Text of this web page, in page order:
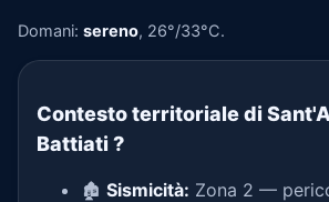
Domani: sereno, 26°/33°C.
Contesto territoriale di
Battiati ?
🏚️ Sismicità: Zona 2 —